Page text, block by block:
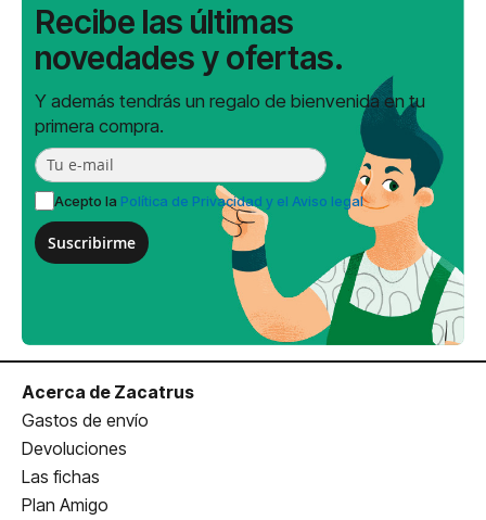
Recibe las últimas
novedades y ofertas.
Y además tendrás un regalo de bienvenida en tu
primera compra.
Acepto la Política de Privacidad y el Aviso legal
Suscribirme
Acerca de Zacatrus
Gastos de envío
Devoluciones
Las fichas
Plan Amigo